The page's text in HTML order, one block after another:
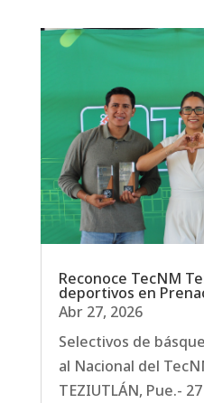
Reconoce TecNM
deportivos en
Abr 27, 2026
Selectivos de
al Nacional del
TEZIUTLÁN, Pue.-